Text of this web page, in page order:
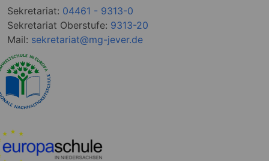
Sekretariat: 04461 - 9313-0
Sekretariat Oberstufe: 9313-20
Mail: sekretariat@mg-jever.de